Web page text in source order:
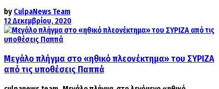
by CulpaNews Team
12 Δεκεμβρίου, 2020
Μεγάλο πλήγμα στο «ηθικό πλεονέκτημα» του ΣΥΡΙΖΑ
από τις υποθέσεις Παππά